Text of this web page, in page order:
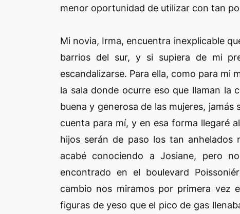
menor oportunidad de utilizar con tan
Mi novia, Irma, encuentra inexplicable
barrios del sur, y si supiera de mi
escandalizarse. Para ella, como para mi
la sala donde ocurre eso que llaman la
buena y generosa de las mujeres,
cuenta para mí, y en esa forma llegaré
hijos serán de paso los tan
acabé conociendo a Josiane, pero
encontrado en el boulevard
cambio nos miramos por primera vez
figuras de yeso que el pico de gas